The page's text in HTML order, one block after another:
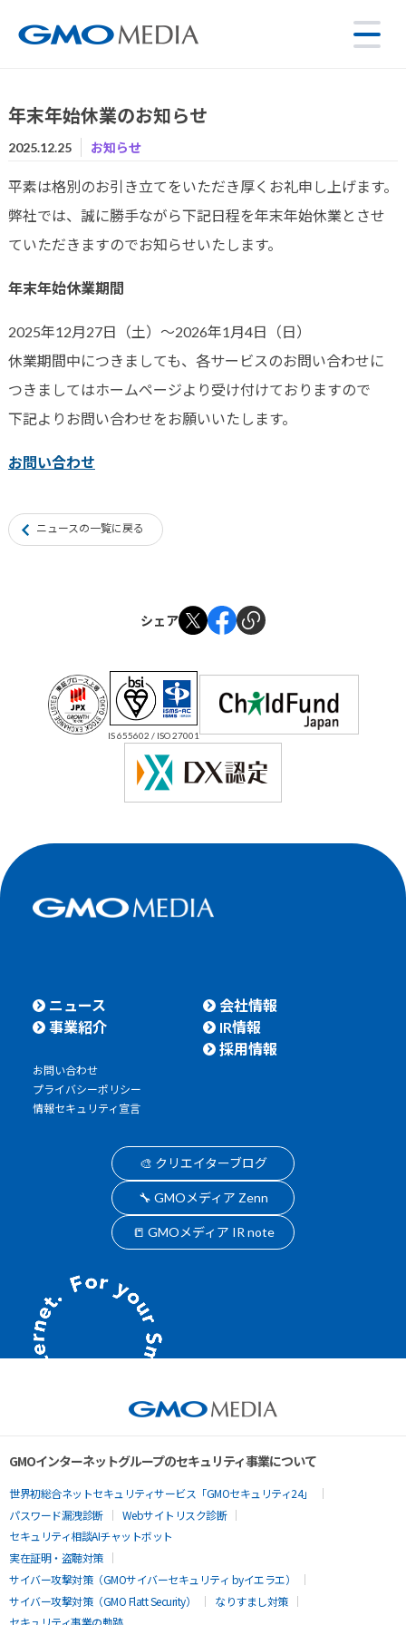
年末年始休業のお知らせ
2025.12.25 お知らせ
平素は格別のお引き立てをいただき厚くお礼申し上げます。
弊社では、誠に勝手ながら下記日程を年末年始休業とさせ
ていただきますのでお知らせいたします。
年末年始休業期間
2025年12月27日（土）～2026年1月4日（日）
休業期間中につきましても、各サービスのお問い合わせに
つきましてはホームページより受け付けておりますので
下記よりお問い合わせをお願いいたします。
お問い合わせ
ニュースの一覧に戻る
シェア
IS 655602 / ISO 27001
ニュース
事業紹介
会社情報
IR情報
採用情報
お問い合わせ
プライバシーポリシー
情報セキュリティ宣言
🎨 クリエイターブログ
🔧 GMOメディア Zenn
📒 GMOメディア IR note
GMOインターネットグループのセキュリティ事業について
世界初総合ネットセキュリティサービス「GMOセキュリティ24」
パスワード漏洩診断
Webサイトリスク診断
セキュリティ相談AIチャットボット
実在証明・盗聴対策
サイバー攻撃対策（GMOサイバーセキュリティ byイエラエ）
サイバー攻撃対策（GMO Flatt Security）
なりすまし対策